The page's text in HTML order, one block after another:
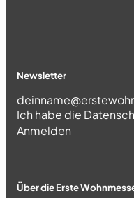
Newsletter
Section
Ich habe die
Abschnitt
Anmelden
Über die Erste